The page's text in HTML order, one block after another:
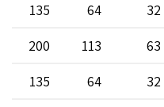
32
64
135
63
113
200
32
64
135